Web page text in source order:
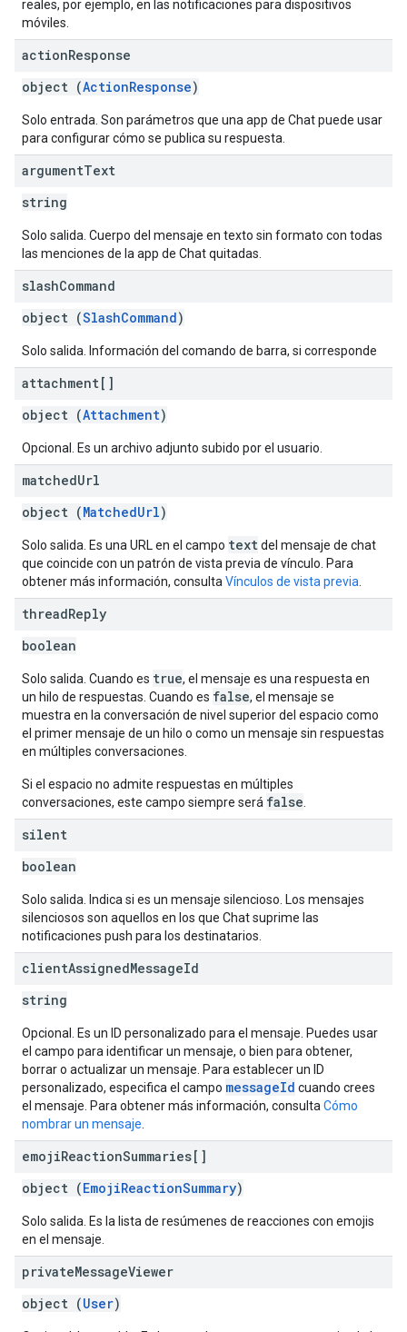
reales, por ejemplo, en las notificaciones para dispositivos
móviles.
actionResponse
object (ActionResponse)
Solo entrada. Son parámetros que una app de Chat puede usar
para configurar cómo se publica su respuesta.
argumentText
string
Solo salida. Cuerpo del mensaje en texto sin formato con todas
las menciones de la app de Chat quitadas.
slashCommand
object (SlashCommand)
Solo salida. Información del comando de barra, si corresponde
attachment[]
object (Attachment)
Opcional. Es un archivo adjunto subido por el usuario.
matchedUrl
object (MatchedUrl)
Solo salida. Es una URL en el campo textdel mensaje de chat
que coincide con un patrón de vista previa de vínculo. Para
obtener más información, consulta Vínculos de vista previa
threadReply
boolean
Solo salida. Cuando es true, el mensaje es una respuesta en
un hilo de respuestas. Cuando es false, el mensaje se
muestra en la conversación de nivel superior del espacio como
el primer mensaje de un hilo o como un mensaje sin respuestas
en múltiples conversaciones.
Si el espacio no admite respuestas en múltiples
conversaciones, este campo siempre será false
silent
boolean
Solo salida. Indica si es un mensaje silencioso. Los mensajes
silenciosos son aquellos en los que Chat suprime las
notificaciones push para los destinatarios.
clientAssignedMessageId
string
Opcional. Es un ID personalizado para el mensaje. Puedes usar
el campo para identificar un mensaje, o bien para obtener,
borrar o actualizar un mensaje. Para establecer un ID
personalizado, especifica el campo messageId cuando crees
el mensaje. Para obtener más información, consulta Cómo
nombrar un mensaje
emojiReactionSummaries[]
object (EmojiReactionSummary)
Solo salida. Es la lista de resúmenes de reacciones con emojis
en el mensaje.
privateMessageViewer
object (User)